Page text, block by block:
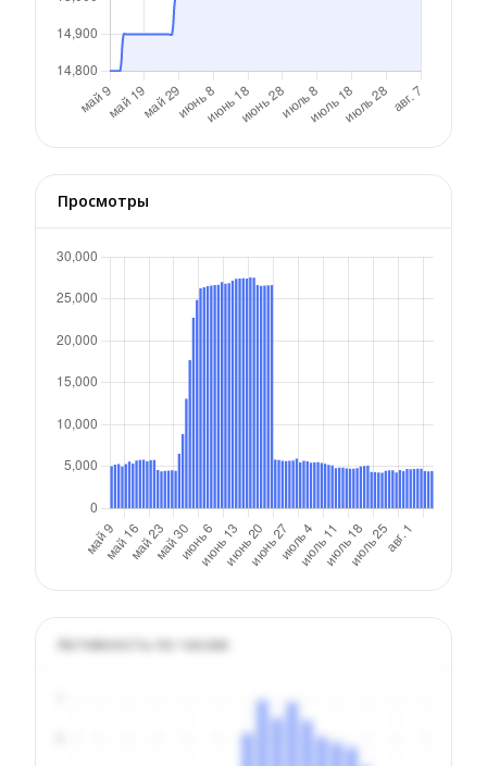
Просмотры
Активность по часам